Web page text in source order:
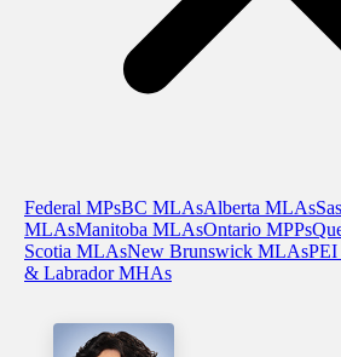
Federal MPsBC MLAsAlberta MLAs
MLAsManitoba MLAsOntario MPPs
Scotia MLAsNew Brunswick MLAs
& Labrador MHAs